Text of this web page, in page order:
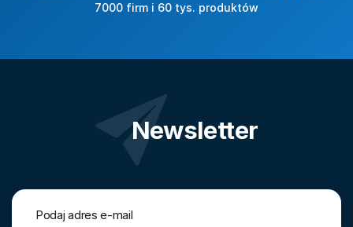
7000 firm i 60 tys. produktów
Newsletter